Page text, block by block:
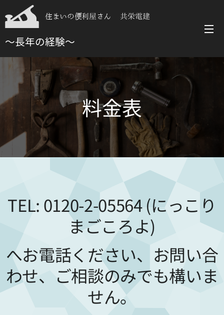
住まいの便利屋さん 共栄電建
～長年の経験～
料金表
TEL: 0120-2-05564 (にっこり
まごころよ)
へお電話ください、お問い合
わせ、ご相談のみでも構いま
せん。